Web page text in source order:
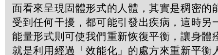
面看來呈現固體形式的人體，其實是稠密的
受到任何干擾，都可能引發出疾病，這時另
能量形式則可使我們重新恢復平衡，讓身體
就是利用經過「效能化」的處方來重新平衡